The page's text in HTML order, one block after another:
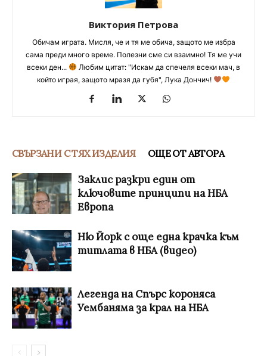
Виктория Петрова
Обичам играта. Мисля, че и тя ме обича, защото ме избра
сама преди много време. Полезни сме си взаимно! Тя ме учи
всеки ден...
Любим цитат: "Искам да спечеля всеки мач, в
който играя, защото мразя да губя", Лука Дончич!
СВЪРЗАНИ С ТЯХ ИЗДЕЛИЯ ОЩЕ ОТ АВТОРА
Заклис разкри един от
ключовите принципи на НБА
Европа
Ню Йорк с още една крачка към
титлата в НБА (видео)
Легенда на Спърс короняса
Уембаняма за крал на НБА